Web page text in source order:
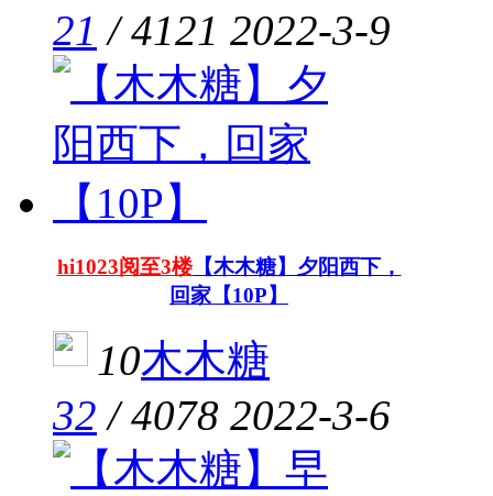
21 /4121 2022-3-9
hi1023阅至3楼【木木糖】夕阳西下，
回家【10P】
10木木糖
32 /4078 2022-3-6